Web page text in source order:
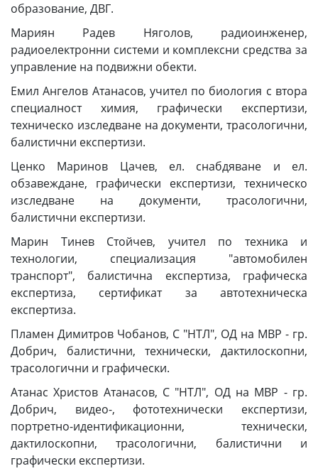
образование, ДВГ.
Мариян Радев Няголов, радиоинженер,
радиоелектронни системи и комплексни средства за
управление на подвижни обекти.
Емил Ангелов Атанасов, учител по биология с втора
специалност химия, графически експертизи,
техническо изследване на документи, трасологични,
балистични експертизи.
Ценко Маринов Цачев, ел. снабдяване и ел.
обзавеждане, графически експертизи, техническо
изследване на документи, трасологични,
балистични експертизи.
Марин Тинев Стойчев, учител по техника и
технологии, специализация "автомобилен
транспорт", балистична експертиза, графическа
експертиза, сертификат за автотехническа
експертиза.
Пламен Димитров Чобанов, С "НТЛ", ОД на МВР - гр.
Добрич, балистични, технически, дактилоскопни,
трасологични и графически.
Атанас Христов Атанасов, С "НТЛ", ОД на МВР - гр.
Добрич, видео-, фототехнически експертизи,
портретно-идентификационни, технически,
дактилоскопни, трасологични, балистични и
графически експертизи.